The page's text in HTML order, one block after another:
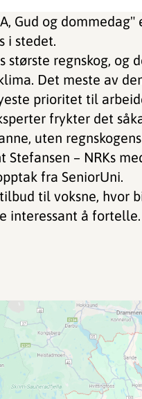
Gud og
i stedet.
største regnskog, og
Det meste av
prioritet til
frykter det
uten
Stefansen – NRKs
fra SeniorUni.
til voksne, hvor
interessant å